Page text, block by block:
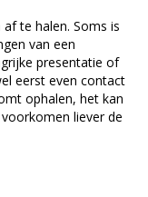
te halen. Soms is
van een
presentatie of
eerst even contact
ophalen, het kan
liever de